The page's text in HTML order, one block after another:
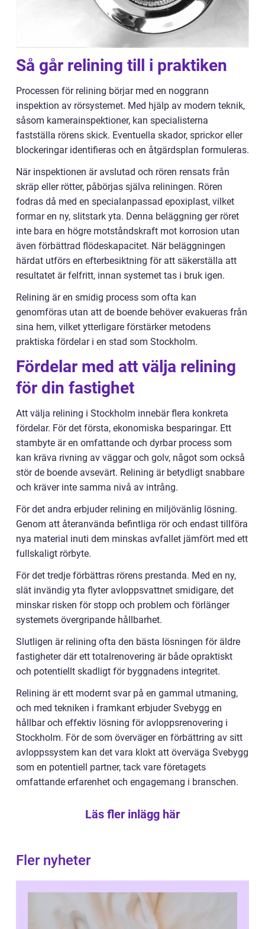
Så går relining till i praktiken
Processen för relining börjar med en noggrann
inspektion av rörsystemet. Med hjälp av modern teknik,
såsom kamerainspektioner, kan specialisterna
fastställa rörens skick. Eventuella skador, sprickor eller
blockeringar identifieras och en åtgärdsplan formuleras.
När inspektionen är avslutad och rören rensats från
skräp eller rötter, påbörjas själva reliningen. Rören
fodras då med en specialanpassad epoxiplast, vilket
formar en ny, slitstark yta. Denna beläggning ger röret
inte bara en högre motståndskraft mot korrosion utan
även förbättrad flödeskapacitet. När beläggningen
härdat utförs en efterbesiktning för att säkerställa att
resultatet är felfritt, innan systemet tas i bruk igen.
Relining är en smidig process som ofta kan
genomföras utan att de boende behöver evakueras från
sina hem, vilket ytterligare förstärker metodens
praktiska fördelar i en stad som Stockholm.
Fördelar med att välja relining
för din fastighet
Att välja relining i Stockholm innebär flera konkreta
fördelar. För det första, ekonomiska besparingar. Ett
stambyte är en omfattande och dyrbar process som
kan kräva rivning av väggar och golv, något som också
stör de boende avsevärt. Relining är betydligt snabbare
och kräver inte samma nivå av intrång.
För det andra erbjuder relining en miljövänlig lösning.
Genom att återanvända befintliga rör och endast tillföra
nya material inuti dem minskas avfallet jämfört med ett
fullskaligt rörbyte.
För det tredje förbättras rörens prestanda. Med en ny,
slät invändig yta flyter avloppsvattnet smidigare, det
minskar risken för stopp och problem och förlänger
systemets övergripande hållbarhet.
Slutligen är relining ofta den bästa lösningen för äldre
fastigheter där ett totalrenovering är både opraktiskt
och potentiellt skadligt för byggnadens integritet.
Relining är ett modernt svar på en gammal utmaning,
och med tekniken i framkant erbjuder Svebygg en
hållbar och effektiv lösning för avloppsrenovering i
Stockholm. För de som överväger en förbättring av sitt
avloppssystem kan det vara klokt att överväga Svebygg
som en potentiell partner, tack vare företagets
omfattande erfarenhet och engagemang i branschen.
Läs fler inlägg här
Fler nyheter